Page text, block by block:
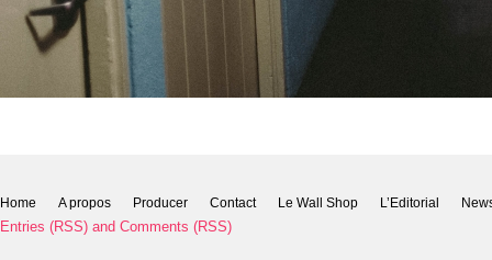
Home A propos Producer Contact Le Wall Shop L’Editorial
Entries (RSS) and Comments (RSS)